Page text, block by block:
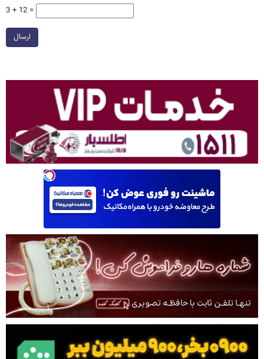
3 + 12 =
ارسال